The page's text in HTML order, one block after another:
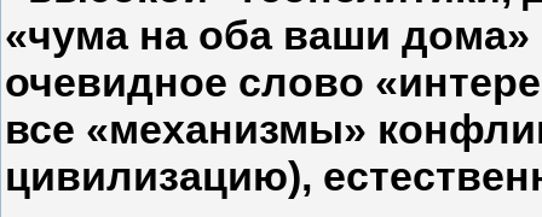
«чума на оба ваши
очевидное слово
все «механизмы»
цивилизацию),